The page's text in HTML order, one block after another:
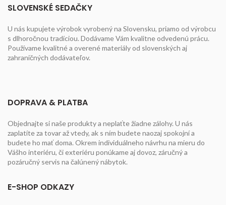
SLOVENSKÉ SEDAČKY
U nás kupujete výrobok vyrobený na Slovensku, priamo od výrobcu
s dlhoročnou tradíciou. Dodávame Vám kvalitne odvedenú prácu.
Používame kvalitné a overené materiály od slovenských aj
zahraničných dodávateľov.
DOPRAVA & PLATBA
Objednajte si naše produkty a neplaťte žiadne zálohy. U nás
zaplatíte za tovar až vtedy, ak s ním budete naozaj spokojní a
budete ho mať doma. Okrem individuálneho návrhu na mieru do
Vášho interiéru, či exteriéru ponúkame aj dovoz, záručný a
pozáručný servis na čalúnený nábytok.
E-SHOP ODKAZY